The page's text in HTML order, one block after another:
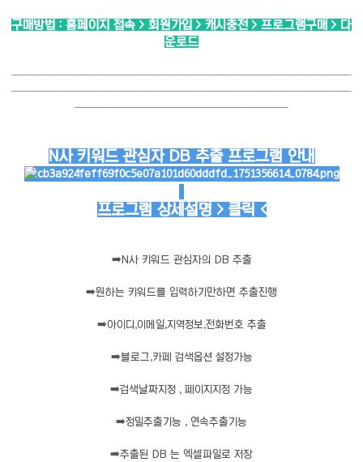
구매방법 : 홈페이지 접속 > 회원가입 > 캐시충전 > 프로그램구매 > 다
운로드
───────────────────────────────────
───────────────────────────────────
──────────────────────
N사 키워드 관심자 DB 추출 프로그램 안내
프로그램 상세설명 > 클릭 <
➡️ N사 키워드 관심자의 DB 추출
➡️원하는 키워드를 입력하기만하면 추출진행
➡️아이디,이메일,지역정보,전화번호 추출
➡️블로그,카페 검색옵션 설정가능
➡️검색날짜지정 , 페이지지정 가능
➡️정밀추출기능 , 연속추출기능
➡️추출된 DB 는 엑셀파일로 저장